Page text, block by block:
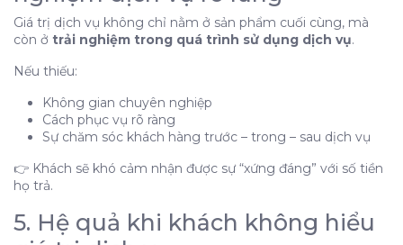
Giá trị dịch vụ không chỉ nằm ở sản phẩm cuối cùng, mà
còn ở trải nghiệm trong quá trình sử dụng dịch vụ
Nếu thiếu:
Không gian chuyên nghiệp
Cách phục vụ rõ ràng
Sự chăm sóc khách hàng trước – trong – sau dịch vụ
👉 Khách sẽ khó cảm nhận được sự “xứng đáng” với số tiền
họ trả.
5. Hệ quả khi khách không hiểu